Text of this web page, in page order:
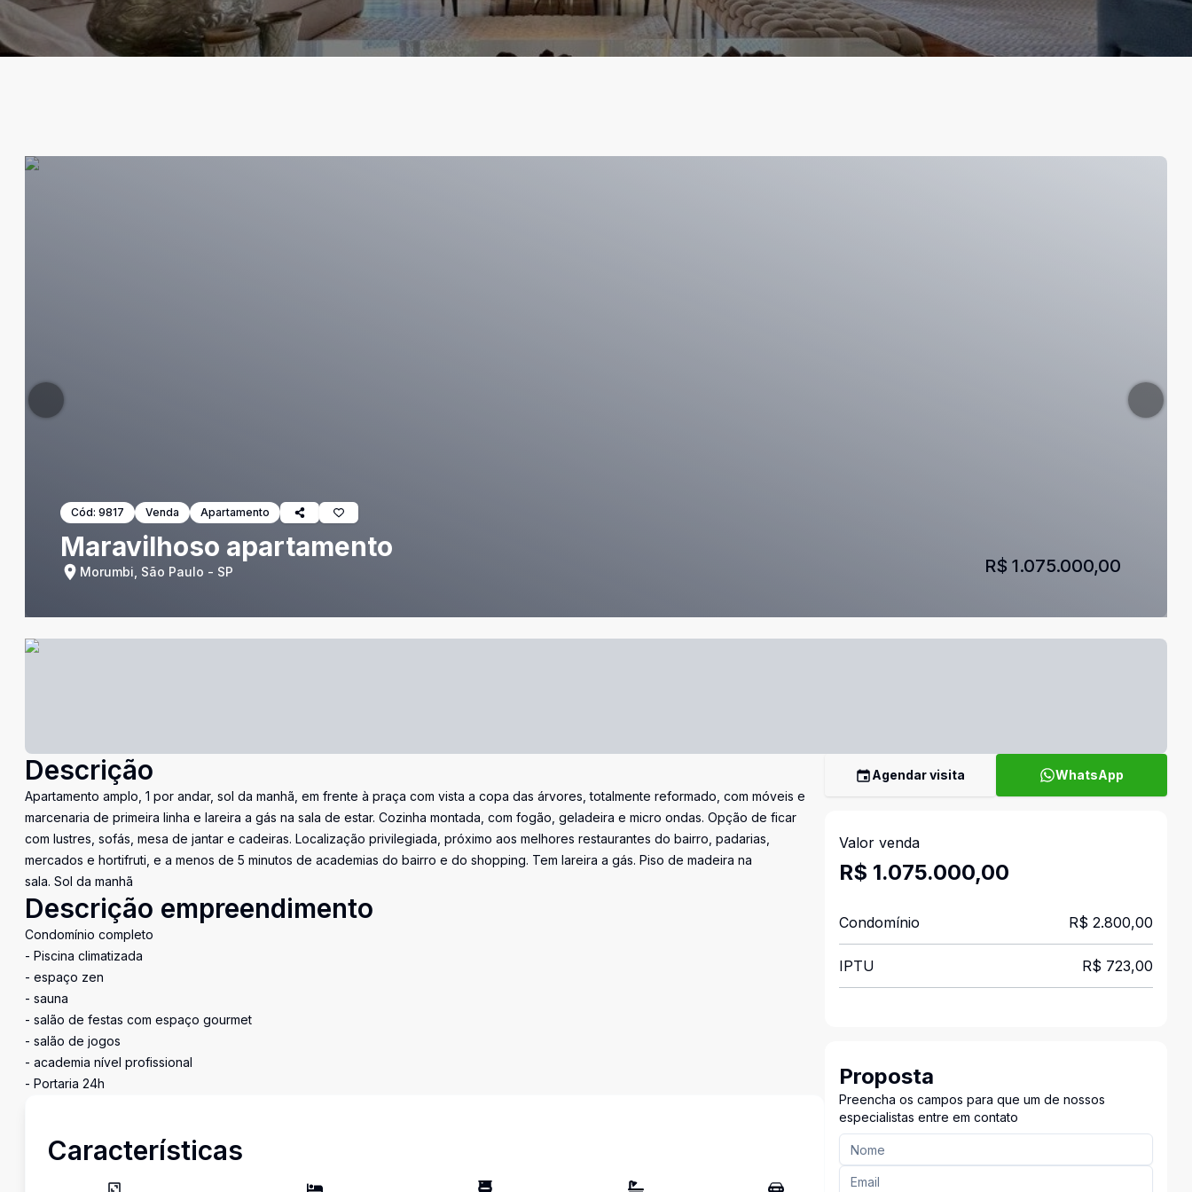
Cód: 9817 Venda Apartamento
Maravilhoso apartamento
Morumbi, São Paulo - SP R$ 1.075.000,00
Descrição
Apartamento amplo, 1 por andar, sol da manhã, em frente à praça com vista a copa das árvores, totalmente reformado, com móveis e
marcenaria de primeira linha e lareira a gás na sala de estar. Cozinha montada, com fogão, geladeira e micro ondas. Opção de ficar
com lustres, sofás, mesa de jantar e cadeiras. Localização privilegiada, próximo aos melhores restaurantes do bairro, padarias,
mercados e hortifruti, e a menos de 5 minutos de academias do bairro e do shopping. Tem lareira a gás. Piso de madeira na
sala. Sol da manhã
Descrição empreendimento
Condomínio completo
- Piscina climatizada
- espaço zen
- sauna
- salão de festas com espaço gourmet
- salão de jogos
- academia nível profissional
- Portaria 24h
Características
Agendar visita WhatsApp
Valor venda
R$ 1.075.000,00
Condomínio R$ 2.800,00
IPTU R$ 723,00
Proposta
Preencha os campos para que um de nossos
especialistas entre em contato